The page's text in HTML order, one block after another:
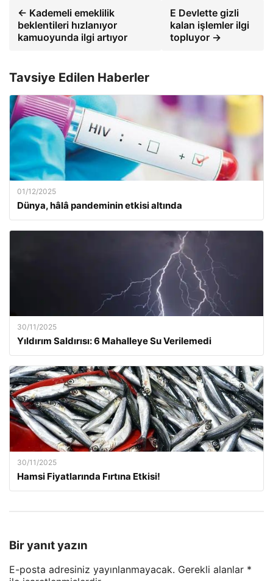
← Kademeli emeklilik
beklentileri hızlanıyor
kamuoyunda ilgi artıyor
E Devlette gizli
kalan işlemler ilgi
topluyor →
Tavsiye Edilen Haberler
01/12/2025
Dünya, hâlâ pandeminin etkisi altında
30/11/2025
Yıldırım Saldırısı: 6 Mahalleye Su Verilemedi
30/11/2025
Hamsi Fiyatlarında Fırtına Etkisi!
Bir yanıt yazın
E-posta adresiniz yayınlanmayacak. Gerekli alanlar *